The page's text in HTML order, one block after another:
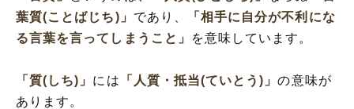
葉質(ことばじち)」 であり、
「相手に自分が不利にな
る言葉を言ってしまうこと」
を意味しています。
「質(しち)」 には 「人質・抵当(ていとう)」の意味が
あります。